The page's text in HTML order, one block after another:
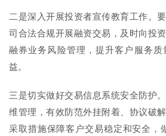
二是深入开展投资者宣传教育工作。
司合法合规开展融资交易，及时向投
融券业务风险管理，提升客户服务
益。
三是切实做好交易信息系统安全防护
维管理，有效防范外挂附着、协议破
采取措施保障客户交易稳定和安全，